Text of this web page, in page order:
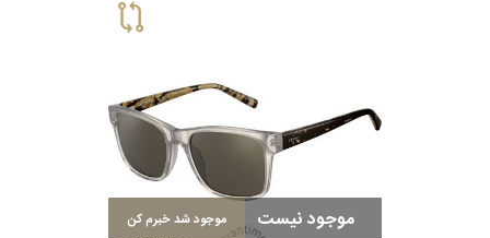
موجود نیست موجود شد خبرم کن